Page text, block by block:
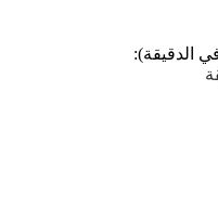
الدقيقة):